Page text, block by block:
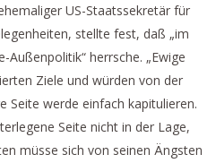
US-Staatssekretär für
stellte fest, daß „im
herrsche. „Ewige
Ziele und würden von der
Seite werde einfach kapitulieren.
Seite nicht in der Lage,
müsse sich von seinen Ängsten